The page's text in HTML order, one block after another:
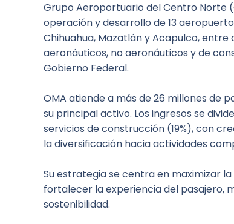
Grupo Aeroportuario del Centro Norte
operación y desarrollo de 13
Chihuahua, Mazatlán y Acapulco,
aeronáuticos, no aeronáuticos y de
Gobierno Federal.
OMA atiende a más de 26 millones de
su principal activo. Los ingresos se
servicios de construcción (19%), con
la diversificación hacia actividades
Su estrategia se centra en maximizar
fortalecer la experiencia del pasajero,
sostenibilidad.